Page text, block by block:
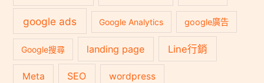
google ads Google Analytics google廣告
Google搜尋 landing page Line行銷
Meta SEO wordpress